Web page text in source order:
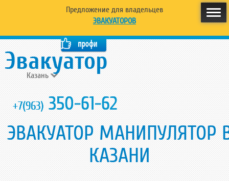
Предложение для владельцев
ЭВАКУАТОРОВ
Казань
+7(963) 350-61-62
ЭВАКУАТОР МАНИПУЛЯТОР
КАЗАНИ